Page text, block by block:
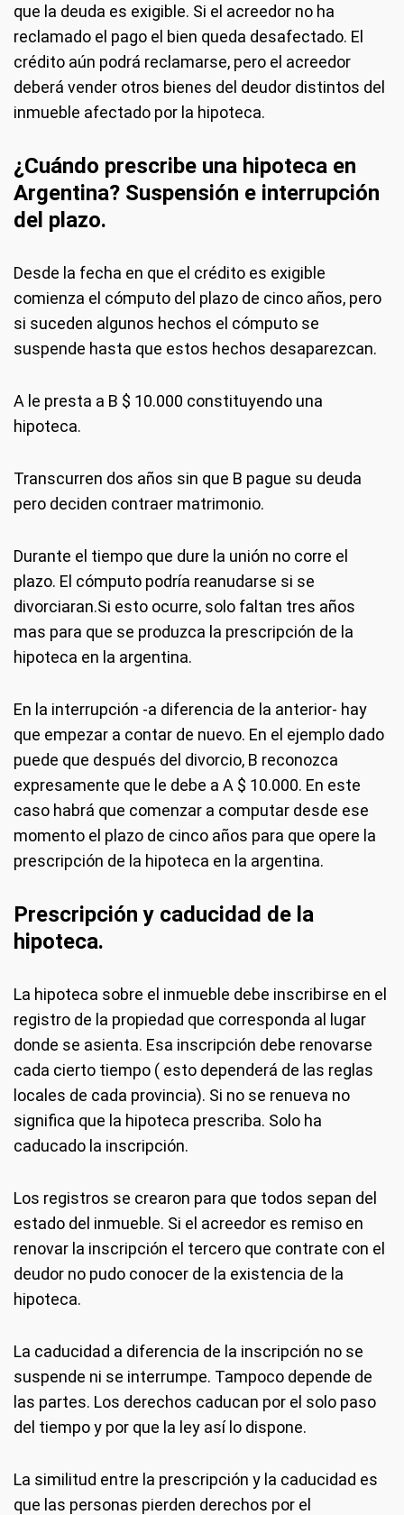
que la deuda es exigible. Si el acreedor no ha
reclamado el pago el bien queda desafectado. El
crédito aún podrá reclamarse, pero el acreedor
deberá vender otros bienes del deudor distintos del
inmueble afectado por la hipoteca.
¿Cuándo prescribe una hipoteca en
Argentina? Suspensión e interrupción
del plazo.
Desde la fecha en que el crédito es exigible
comienza el cómputo del plazo de cinco años, pero
si suceden algunos hechos el cómputo se
suspende hasta que estos hechos desaparezcan.
A le presta a B $ 10.000 constituyendo una
hipoteca.
Transcurren dos años sin que B pague su deuda
pero deciden contraer matrimonio.
Durante el tiempo que dure la unión no corre el
plazo. El cómputo podría reanudarse si se
divorciaran.Si esto ocurre, solo faltan tres años
mas para que se produzca la prescripción de la
hipoteca en la argentina.
En la interrupción -a diferencia de la anterior- hay
que empezar a contar de nuevo. En el ejemplo dado
puede que después del divorcio, B reconozca
expresamente que le debe a A $ 10.000. En este
caso habrá que comenzar a computar desde ese
momento el plazo de cinco años para que opere la
prescripción de la hipoteca en la argentina.
Prescripción y caducidad de la
hipoteca.
La hipoteca sobre el inmueble debe inscribirse en el
registro de la propiedad que corresponda al lugar
donde se asienta. Esa inscripción debe renovarse
cada cierto tiempo ( esto dependerá de las reglas
locales de cada provincia). Si no se renueva no
significa que la hipoteca prescriba. Solo ha
caducado la inscripción.
Los registros se crearon para que todos sepan del
estado del inmueble. Si el acreedor es remiso en
renovar la inscripción el tercero que contrate con el
deudor no pudo conocer de la existencia de la
hipoteca.
La caducidad a diferencia de la inscripción no se
suspende ni se interrumpe. Tampoco depende de
las partes. Los derechos caducan por el solo paso
del tiempo y por que la ley así lo dispone.
La similitud entre la prescripción y la caducidad es
que las personas pierden derechos por el